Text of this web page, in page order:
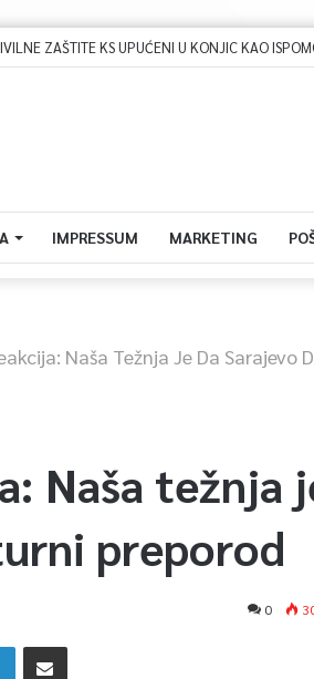
IMPRESSUM MARKETING
Naša Težnja Je Da Sarajevo
Naša težnja
preporod
0